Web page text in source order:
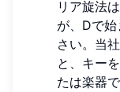
リア旋法
が、Dで
さい。 当
と、キー
たは楽器